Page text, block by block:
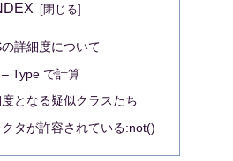
詳細度について
Type で計算
となる疑似クラスたち
タが許容されている:not()